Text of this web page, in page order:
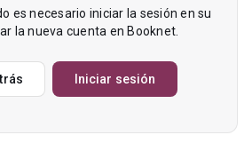
es necesario iniciar la sesión en su
la nueva cuenta en Booknet.
Iniciar sesión